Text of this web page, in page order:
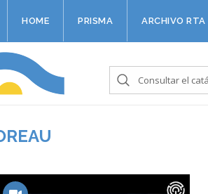
HOME PRISMA ARCHIVO RTA